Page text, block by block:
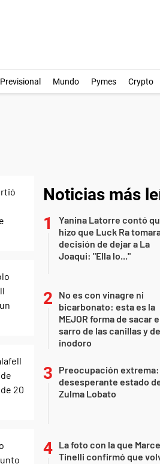
Previsional Mundo Pymes Crypto
Noticias más
Yanina Latorre contó
hizo que Luck Ra
decisión de dejar a La
Joaqui: "Ella lo..."
No es con vinagre ni
bicarbonato: esta es la
MEJOR forma de sacar
sarro de las canillas y
inodoro
Preocupación
desesperante estado
Zulma Lobato
La foto con la que
Tinelli confirmó que